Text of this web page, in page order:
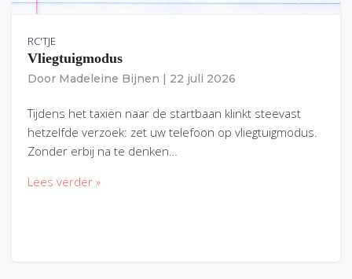
RC'TJE
Vliegtuigmodus
Door Madeleine Bijnen 22 juli 2026
Tijdens het taxiën naar de startbaan klinkt steevast
hetzelfde verzoek: zet uw telefoon op vliegtuigmodus.
Zonder erbij na te denken…
Lees verder »